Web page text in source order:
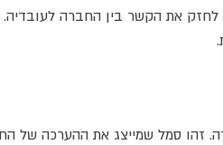
לחזק את הקשר בין החברה
זהו סמל שמייצג את ההערכה של